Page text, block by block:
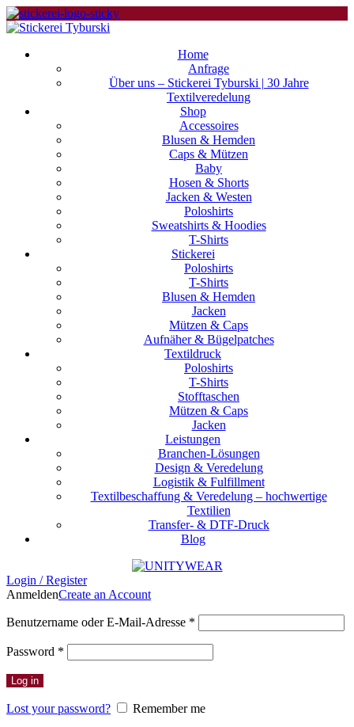
Home
Anfrage
Über uns – Stickerei Tyburski | 30 Jahre
Textilveredelung
Shop
Accessoires
Blusen & Hemden
Caps & Mützen
Baby
Hosen & Shorts
Jacken & Westen
Poloshirts
Sweatshirts & Hoodies
T-Shirts
Stickerei
Poloshirts
T-Shirts
Blusen & Hemden
Jacken
Mützen & Caps
Aufnäher & Bügelpatches
Textildruck
Poloshirts
T-Shirts
Stofftaschen
Mützen & Caps
Jacken
Leistungen
Branchen-Lösungen
Design & Veredelung
Logistik & Fulfillment
Textilbeschaffung & Veredelung – hochwertige
Textilien
Transfer- & DTF-Druck
Blog
Login / Register
AnmeldenCreate an Account
Benutzername oder E-Mail-Adresse *
Password *
Log in
Lost your password? Remember me